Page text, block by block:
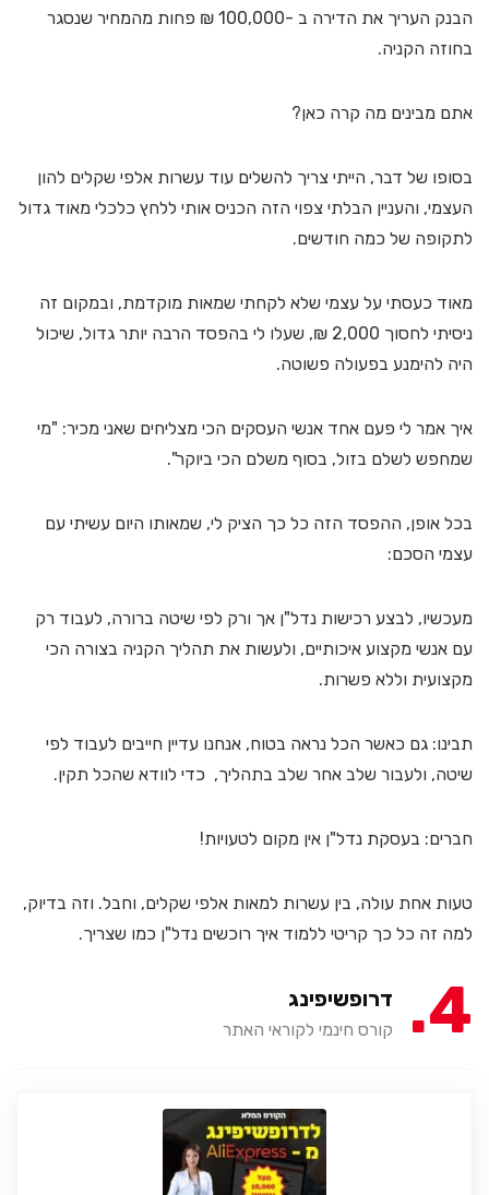
הבנק העריך את הדירה ב -100,000 ₪ פחות מהמחיר שנסגר
בחוזה הקניה.
אתם מבינים מה קרה כאן?
בסופו של דבר, הייתי צריך להשלים עוד עשרות אלפי שקלים להון
העצמי, והעניין הבלתי צפוי הזה הכניס אותי ללחץ כלכלי מאוד גדול
לתקופה של כמה חודשים.
מאוד כעסתי על עצמי שלא לקחתי שמאות מוקדמת, ובמקום זה
ניסיתי לחסוך 2,000 ₪, שעלו לי בהפסד הרבה יותר גדול, שיכול
היה להימנע בפעולה פשוטה.
איך אמר לי פעם אחד אנשי העסקים הכי מצליחים שאני מכיר: "מי
שמחפש לשלם בזול, בסוף משלם הכי ביוקר".
בכל אופן, ההפסד הזה כל כך הציק לי, שמאותו היום עשיתי עם
עצמי הסכם:
מעכשיו, לבצע רכישות נדל"ן אך ורק לפי שיטה ברורה, לעבוד רק
עם אנשי מקצוע איכותיים, ולעשות את תהליך הקניה בצורה הכי
מקצועית וללא פשרות.
תבינו: גם כאשר הכל נראה בטוח, אנחנו עדיין חייבים לעבוד לפי
שיטה, ולעבור שלב אחר שלב בתהליך, כדי לוודא שהכל תקין.
חברים: בעסקת נדל"ן אין מקום לטעויות!
טעות אחת עולה, בין עשרות למאות אלפי שקלים, וחבל. וזה בדיוק,
למה זה כל כך קריטי ללמוד איך רוכשים נדל"ן כמו שצריך.
4 דרופשיפינג
קורס חינמי לקוראי האתר